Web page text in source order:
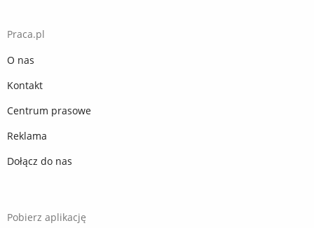
Praca.pl
O nas
Kontakt
Centrum prasowe
Reklama
Dołącz do nas
Pobierz aplikację